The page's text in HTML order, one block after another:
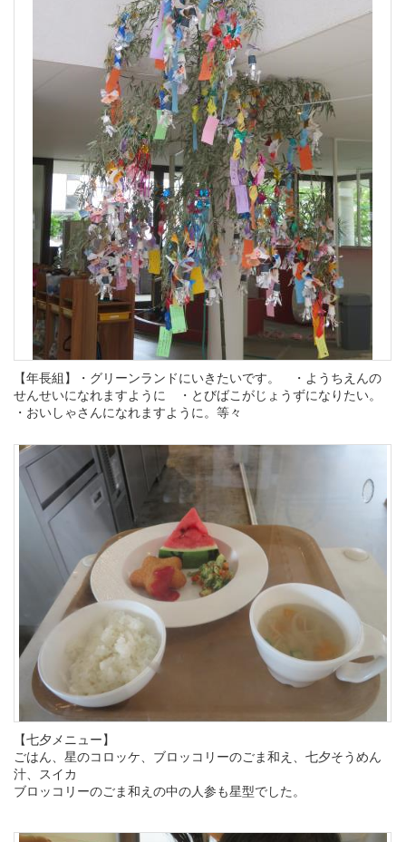
【年長組】・グリーンランドにいきたいです。 ・ようちえんの
せんせいになれますように ・とびばこがじょうずになりたい。
・おいしゃさんになれますように。等々
【七夕メニュー】
ごはん、星のコロッケ、ブロッコリーのごま和え、七夕そうめん
汁、スイカ
ブロッコリーのごま和えの中の人参も星型でした。